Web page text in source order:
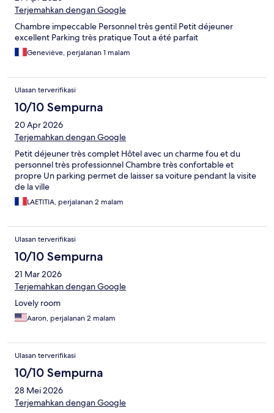
Terjemahkan dengan Google
Chambre impeccable Personnel très gentil Petit déjeuner
excellent Parking très pratique Tout a été parfait
Geneviève, perjalanan 1 malam
Ulasan terverifikasi
10/10 Sempurna
20 Apr 2026
Terjemahkan dengan Google
Petit déjeuner très complet Hôtel avec un charme fou et du
personnel très professionnel Chambre très confortable et
propre Un parking permet de laisser sa voiture pendant la visite
de la ville
LAETITIA, perjalanan 2 malam
Ulasan terverifikasi
10/10 Sempurna
21 Mar 2026
Terjemahkan dengan Google
Lovely room
Aaron, perjalanan 2 malam
Ulasan terverifikasi
10/10 Sempurna
28 Mei 2026
Terjemahkan dengan Google